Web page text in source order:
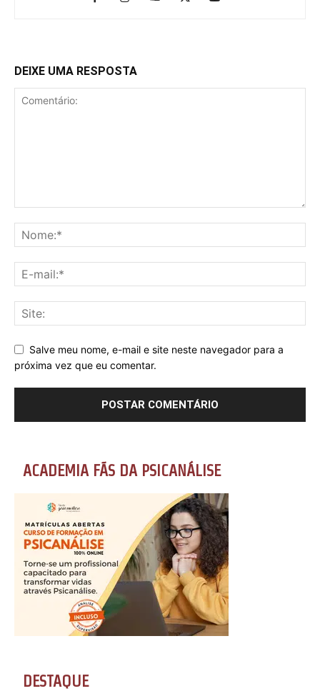
DEIXE UMA RESPOSTA
Salve meu nome, e-mail e site neste navegador para a
próxima vez que eu comentar.
ACADEMIA FÃS DA PSICANÁLISE
DESTAQUE